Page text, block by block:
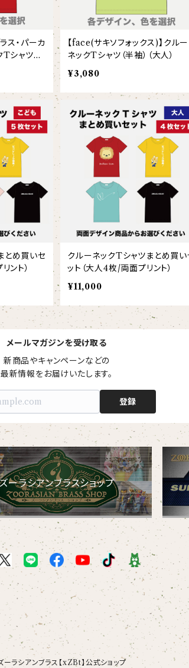
ス・パーカ
Tシャツ
【face(サキソフォックス)】クルー
ネックTシャツ（半袖）（大人）
¥3,080
とめ買いセ
ント）
クルーネックTシャツまとめ買い
ット（大人4枚/両面プリント）
¥11,000
メールマガジンを受け取る
新商品やキャンペーンなどの
最新情報をお届けいたします。
登録
ーラシアンブラスショップ
ラシアンブラス【xZBt】公式ショップ